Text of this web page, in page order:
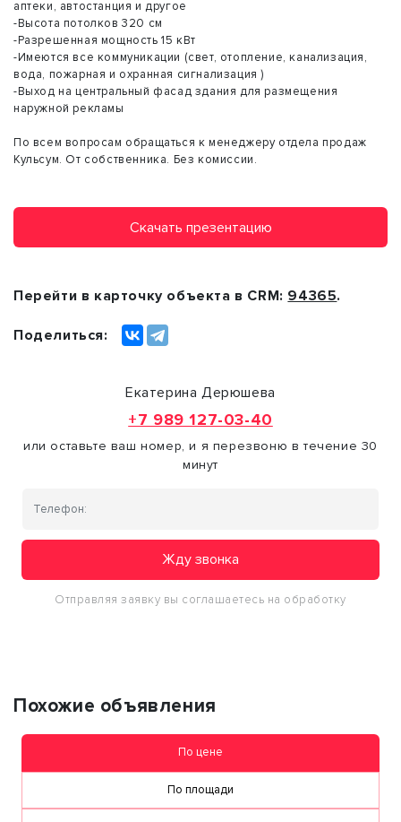
аптеки, автостанция и другое
-Высота потолков 320 см
-Разрешенная мощность 15 кВт
-Имеются все коммуникации (свет, отопление, канализация,
вода, пожарная и охранная сигнализация )
-Выход на центральный фасад здания для размещения
наружной рекламы
По всем вопросам обращаться к менеджеру отдела продаж
Кульсум. От собственника. Без комиссии.
Скачать презентацию
Перейти в карточку объекта в CRM: 94365.
Поделиться:
Екатерина Дерюшева
+7 989 127-03-40
или оставьте ваш номер, и я перезвоню в течение 30
минут
Жду звонка
Отправляя заявку вы соглашаетесь на обработку
Похожие объявления
По цене
По площади